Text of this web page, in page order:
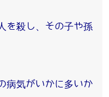
を殺し、その子や孫
病気がいかに多いか